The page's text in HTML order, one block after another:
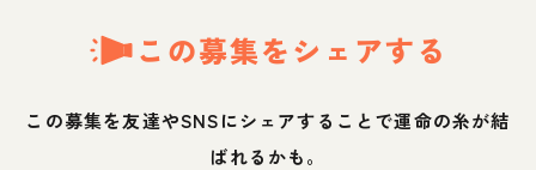
この募集をシェアする
この募集を友達やSNSにシェアすることで運命の糸が結
ばれるかも。